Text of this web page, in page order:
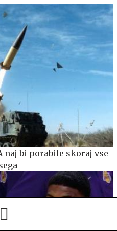
naj bi porabile skoraj vse